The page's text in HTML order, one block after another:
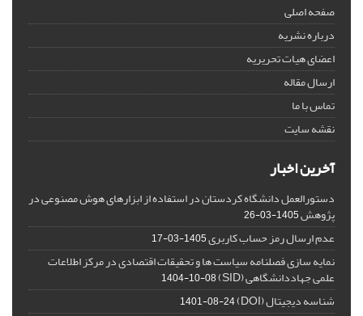
صفحه اصلی
درباره نشریه
اعضای هیات تحریریه
ارسال مقاله
تماس با ما
نقشه سایت
آخرین اخبار
دستورالعمل دانشگاه کردستان در استفاده از ابزارهای هوش مصنوعی در
پژوهش1405-03-26
عدم ارسال رمز حساب کاربری1405-03-17
نمایه سازی فصلنامه سیاست ها و تحقیقات اقتصادی در مرکز اطلاعات
علمی جهاددانشگاهی (SID) 1404-10-08
شناسه دیجیتال (DOI) 1401-08-24